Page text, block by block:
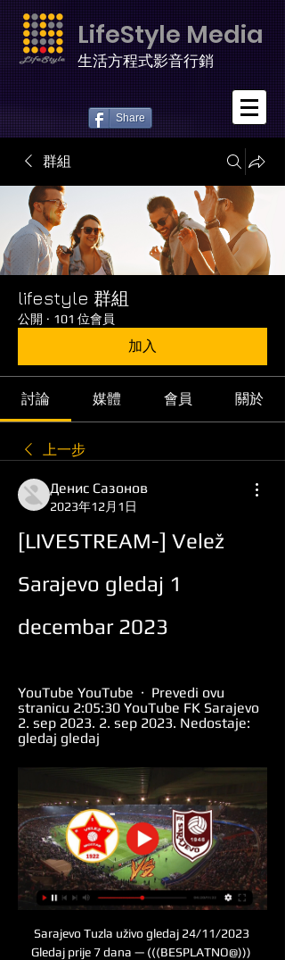
LifeStyle Media
生活方程式影音行銷
Share
群組
lifestyle 群組
公開 · 101 位會員
加入
討論 媒體 會員 關於
上一步
Денис Сазонов
2023年12月1日
[LIVESTREAM-] Velež
Sarajevo gledaj 1
decembar 2023
YouTube YouTube  ·  Prevedi ovu
stranicu 2:05:30 YouTube FK Sarajevo
2. sep 2023. 2. sep 2023. Nedostaje:
gledaj gledaj
Sarajevo Tuzla uživo gledaj 24/11/2023
Gledaj prije 7 dana — (((BESPLATNO@)))